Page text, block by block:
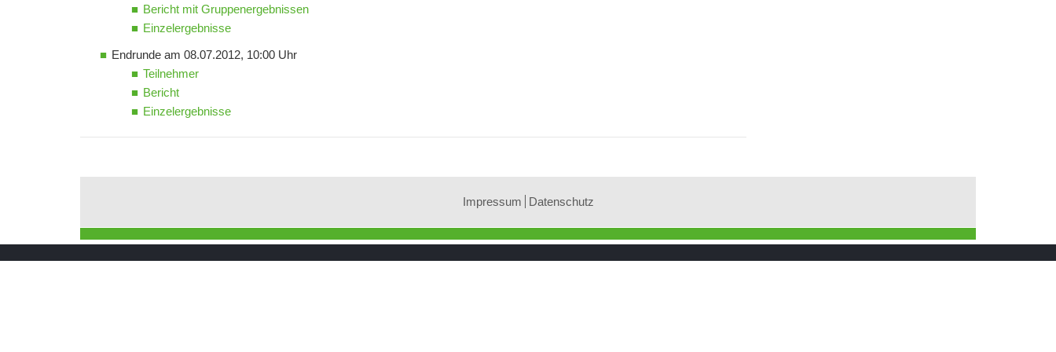
Bericht mit Gruppenergebnissen
Einzelergebnisse
Endrunde am 08.07.2012, 10:00 Uhr
Teilnehmer
Bericht
Einzelergebnisse
Impressum Datenschutz